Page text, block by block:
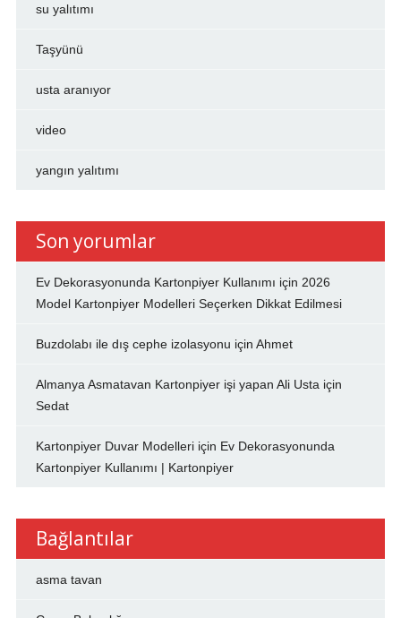
su yalıtımı
Taşyünü
usta aranıyor
video
yangın yalıtımı
Son yorumlar
Ev Dekorasyonunda Kartonpiyer Kullanımı için 2026
Model Kartonpiyer Modelleri Seçerken Dikkat Edilmesi
Buzdolabı ile dış cephe izolasyonu için Ahmet
Almanya Asmatavan Kartonpiyer işi yapan Ali Usta için
Sedat
Kartonpiyer Duvar Modelleriiçin Ev Dekorasyonunda
Kartonpiyer Kullanımı | Kartonpiyer
Bağlantılar
asma tavan